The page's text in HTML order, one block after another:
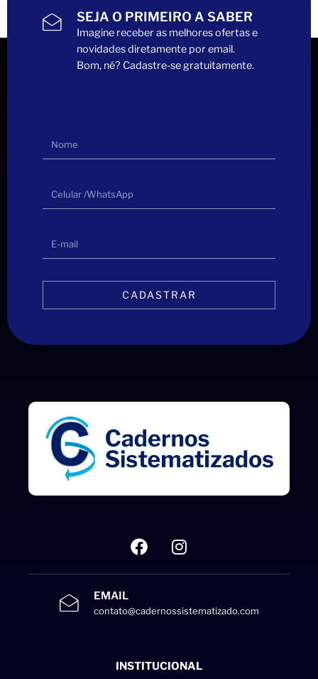
SEJA O PRIMEIRO A SABER
Imagine receber as melhores ofertas e
novidades diretamente por email.
Bom, né? Cadastre-se gratuitamente.
CADASTRAR
EMAIL
contato@cadernossistematizado.com
INSTITUCIONAL